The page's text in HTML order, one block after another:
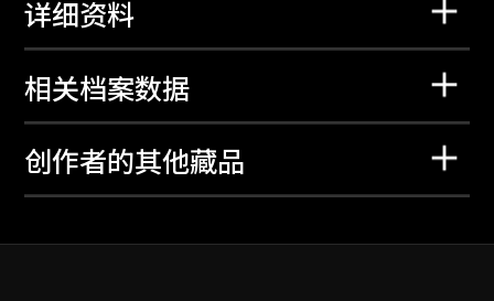
详细资料
相关档案数据
创作者的其他藏品